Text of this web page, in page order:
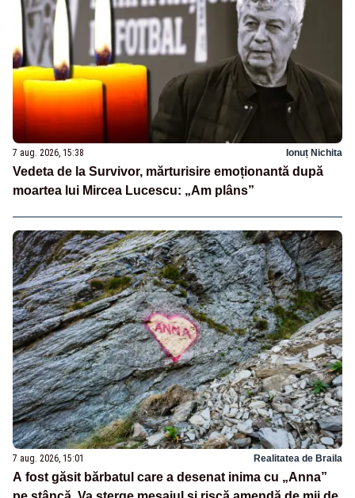
7 aug. 2026, 15:38 Ionuț Nichita
Vedeta de la Survivor, mărturisire emoționantă după
moartea lui Mircea Lucescu: „Am plâns”
7 aug. 2026, 15:01 Realitatea de Braila
A fost găsit bărbatul care a desenat inima cu „Anna”